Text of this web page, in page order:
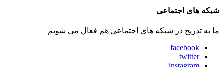
شبکه های اجتماعی
ما به تدریج در شبکه های اجتماعی هم فعال می شویم
facebook
twitter
instagram